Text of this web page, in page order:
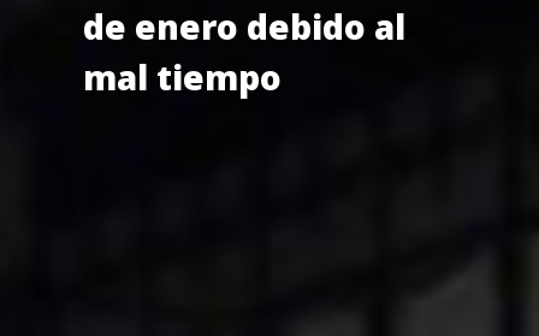
de enero debido al
mal tiempo